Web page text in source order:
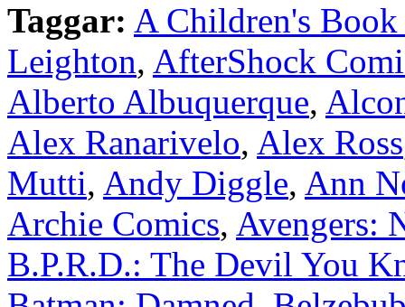
Taggar: A Children's
Leighton, AfterShock
Alberto Albuquerque,
Alex Ranarivelo, Alex Ross
Mutti, Andy Diggle, Ann
Archie Comics, Avengers:
B.P.R.D.: The Devil You